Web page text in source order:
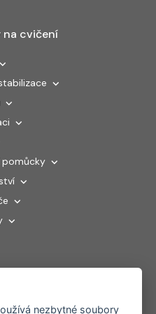
na cvičení
pomůcky
nezbytné soubory